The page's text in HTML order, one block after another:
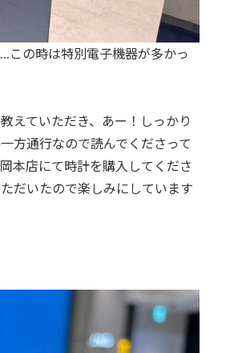
この時は特別電子機器が多かっ
えていただき、あー！しっかり
方通行なので読んでくださって
本店にて時計を購入してくださ
だいたので楽しみにしています